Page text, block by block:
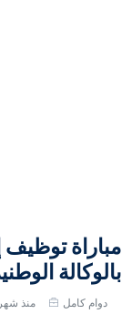
مباراة
بالوكالة
دوام كامل منذ